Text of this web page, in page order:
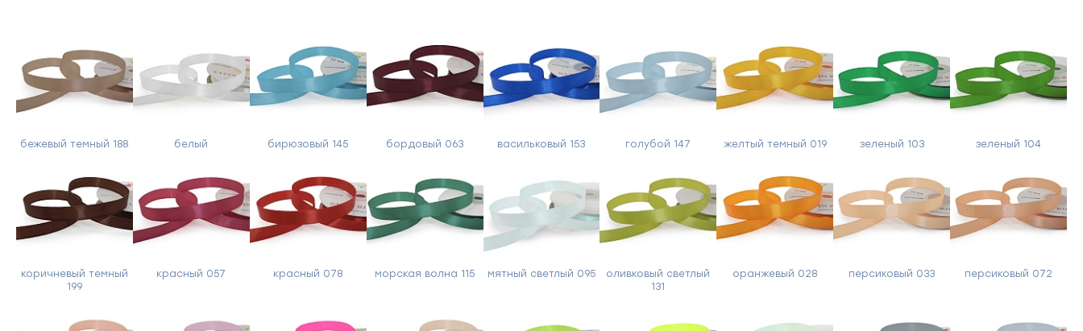
бежевый темный 188 белый бирюзовый 145 бордовый 063 васильковый 153 голубой 147 желтый темный 019 зеленый 103 зеленый 104
коричневый темный
199
красный 057 красный 078 морская волна 115 мятный светлый 095
оливковый светлый
131
оранжевый 028 персиковый 033 персиковый 072